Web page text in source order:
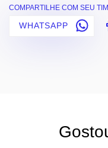
COMPARTILHE COM SEU
WHATSAPP